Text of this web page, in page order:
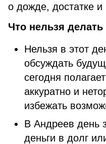
о дожде, достатке и
Что нельзя
Нельзя в этот
обсуждать
сегодня
аккуратно и
избежать
В Андреев день
деньги в долг